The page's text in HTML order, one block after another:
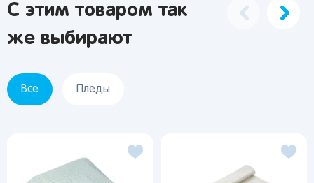
С этим товаром так
же выбирают
Все Пледы